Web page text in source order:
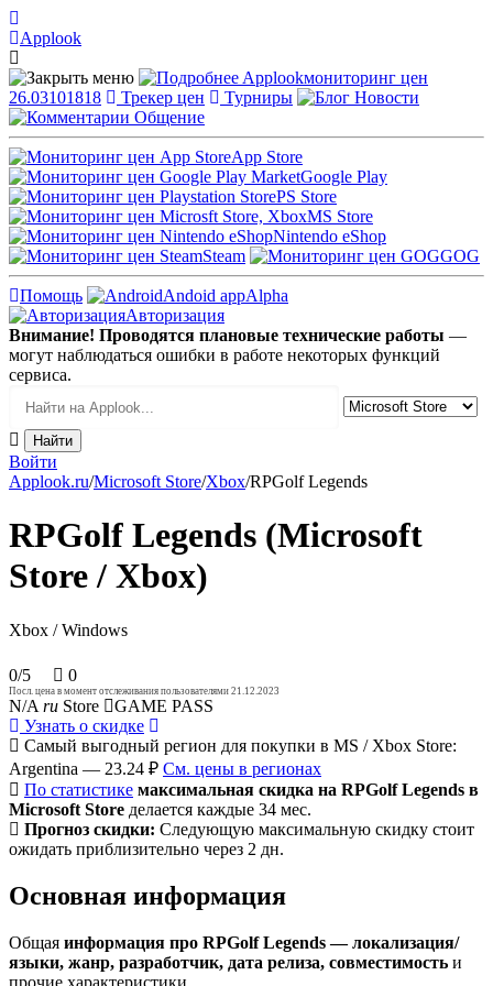
Applook
Applookмониторинг цен
26.03101818
Трекер цен Турниры
Новости
Общение
App Store
Google Play
PS Store
MS Store
Nintendo eShop
Steam
GOG
Помощь Andoid appAlpha
Авторизация
Внимание! Проводятся плановые технические работы —
могут наблюдаться ошибки в работе некоторых функций
сервиса.
Войти
Applook.ru/Microsoft Store/Xbox/RPGolf Legends
RPGolf Legends (Microsoft
Store / Xbox)
Xbox / Windows
0/5 0
Посл. цена в момент отслеживания пользователями 21.12.2023
N/A ru Store
GAME PASS
Узнать о скидке
Самый выгодный регион для покупки в MS / Xbox Store:
Argentina — 23.24 ₽ См. цены в регионах
По статистике максимальная скидка на RPGolf Legends в
Microsoft Store делается каждые 34 мес.
Прогноз скидки: Следующую максимальную скидку стоит
ожидать приблизительно через 2 дн.
Основная информация
Общая информация про RPGolf Legends — локализация/
языки, жанр, разработчик, дата релиза, совместимость и
прочие характеристики.